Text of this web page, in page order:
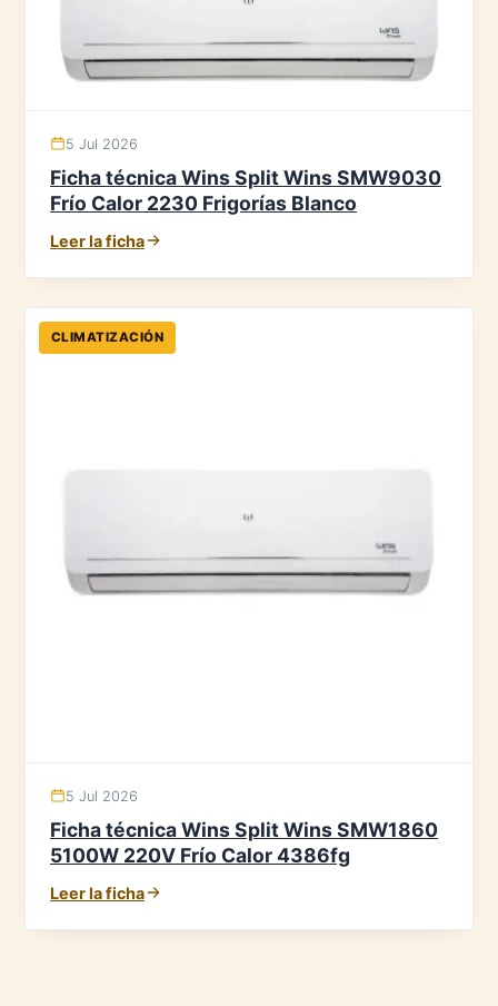
5 Jul 2026
Ficha técnica Wins Split Wins SMW9030
Frío Calor 2230 Frigorías Blanco
Leer la ficha
CLIMATIZACIÓN
5 Jul 2026
Ficha técnica Wins Split Wins SMW1860
5100W 220V Frío Calor 4386fg
Leer la ficha